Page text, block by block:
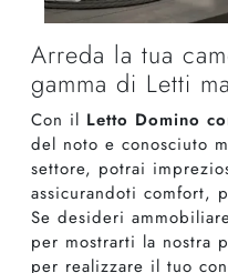
Arreda la tua
gamma di Letti
Con il Letto Domino
del noto e conosciuto
settore, potrai
assicurandoti comfort,
Se desideri
per mostrarti la nostra
per realizzare il tuo